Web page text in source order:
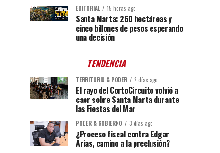
EDITORIAL 15 horas ago
Santa Marta: 260 hectáreas y
cinco billones de pesos esperando
una decisión
TENDENCIA
TERRITORIO & PODER 2 días ago
El rayo del CortoCircuito volvió a
caer sobre Santa Marta durante
las Fiestas del Mar
PODER & GOBIERNO 3 días ago
¿Proceso fiscal contra Edgar
Arias, camino a la preclusión?